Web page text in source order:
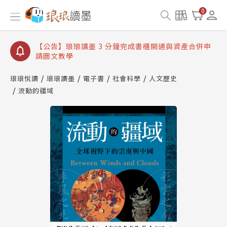
0
【公告】琅琅讀墨數位閱讀資產合併與書櫃開通申請
【公告】琅琅讀墨書櫃開通常見問題
【公告】琅琅讀墨 3 分鐘完成書櫃開通與資產合併申
請圖文教學
查詢
【公告】琅琅讀墨數位閱讀資產合併與書櫃開通申請
琅琅悅讀 琅琅讀墨 電子書 社會科學
人文歷史
流動的疆域